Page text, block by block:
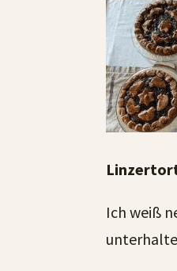
Ich weiß